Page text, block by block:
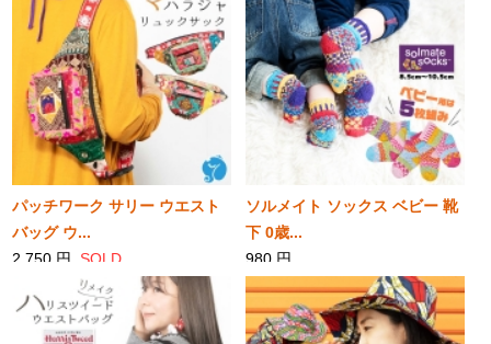
パッチワーク サリー ウエスト
バッグ ウ...
2,750 円 SOLD
ソルメイト ソックス ベビー 靴
下 0歳...
980 円